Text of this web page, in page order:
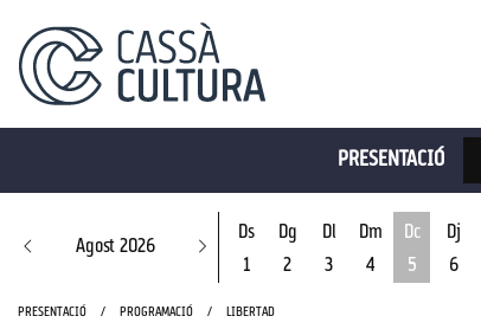
PRESENTACIÓ
Agost 2026
Ds
1
Dg
2
Dl
3
Dm
4
Dc
5
Dj
6
PRESENTACIÓ PROGRAMACIÓ LIBERTAD